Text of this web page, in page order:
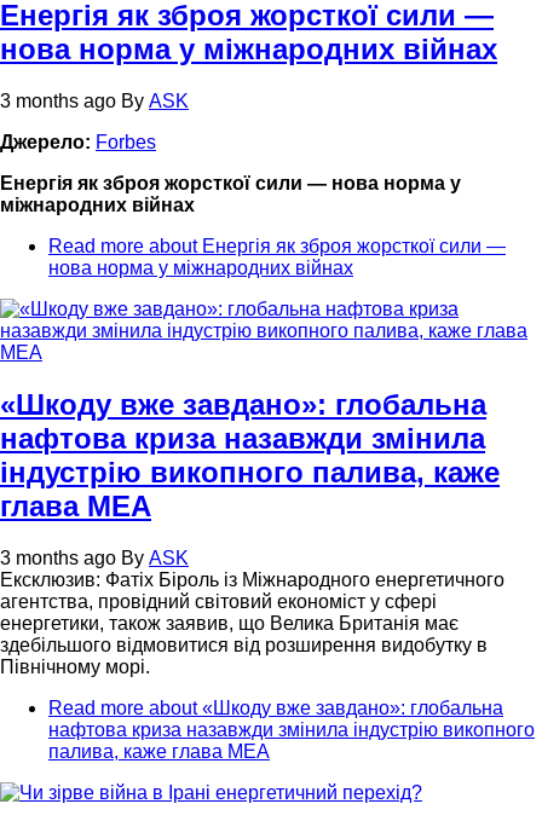
Енергія як зброя жорсткої сили —
нова норма у міжнародних війнах
3 months ago By ASK
Джерело: Forbes
Енергія як зброя жорсткої сили — нова норма у
міжнародних війнах
Read more about Енергія як зброя жорсткої сили —
нова норма у міжнародних війнах
«Шкоду вже завдано»: глобальна
нафтова криза назавжди змінила
індустрію викопного палива, каже
глава МЕА
3 months ago By ASK
Ексклюзив: Фатіх Біроль із Міжнародного енергетичного
агентства, провідний світовий економіст у сфері
енергетики, також заявив, що Велика Британія має
здебільшого відмовитися від розширення видобутку в
Північному морі.
Read more about «Шкоду вже завдано»: глобальна
нафтова криза назавжди змінила індустрію викопного
палива, каже глава МЕА